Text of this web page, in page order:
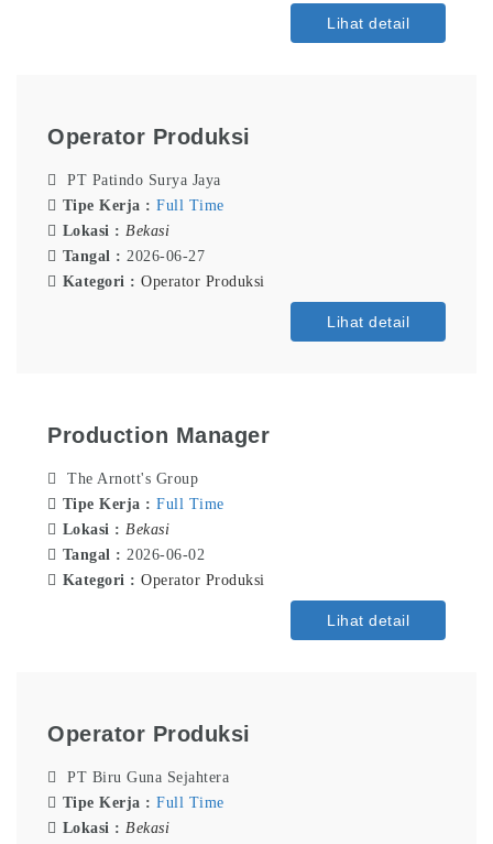
Lihat detail
Operator Produksi
PT Patindo Surya Jaya
Tipe Kerja : Full Time
Lokasi : Bekasi
Tangal : 2026-06-27
Kategori : Operator Produksi
Lihat detail
Production Manager
The Arnott's Group
Tipe Kerja : Full Time
Lokasi : Bekasi
Tangal : 2026-06-02
Kategori : Operator Produksi
Lihat detail
Operator Produksi
PT Biru Guna Sejahtera
Tipe Kerja : Full Time
Lokasi : Bekasi